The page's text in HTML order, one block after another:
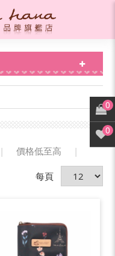
| 價格低至高
|
每頁
0
0